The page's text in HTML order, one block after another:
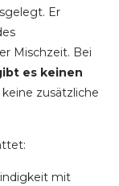
Er
Mischzeit. Bei
es keinen
zusätzliche
mit